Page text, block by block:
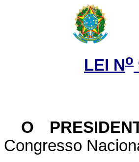
LEI No
O
Congresso